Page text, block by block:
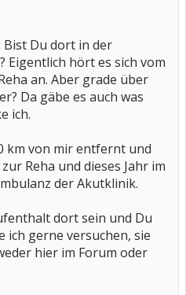
Bist Du dort in der
Eigentlich hört es sich vom
an. Aber grade über
Da gäbe es auch was
ich.
km von mir entfernt und
Reha und dieses Jahr im
der Akutklinik.
dort sein und Du
ich gerne versuchen, sie
hier im Forum oder